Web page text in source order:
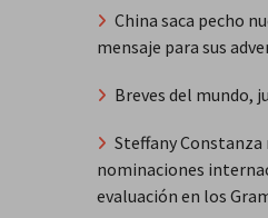
China saca pecho
mensaje para sus
Breves del mundo,
Steffany Constanza
nominaciones
evaluación en los